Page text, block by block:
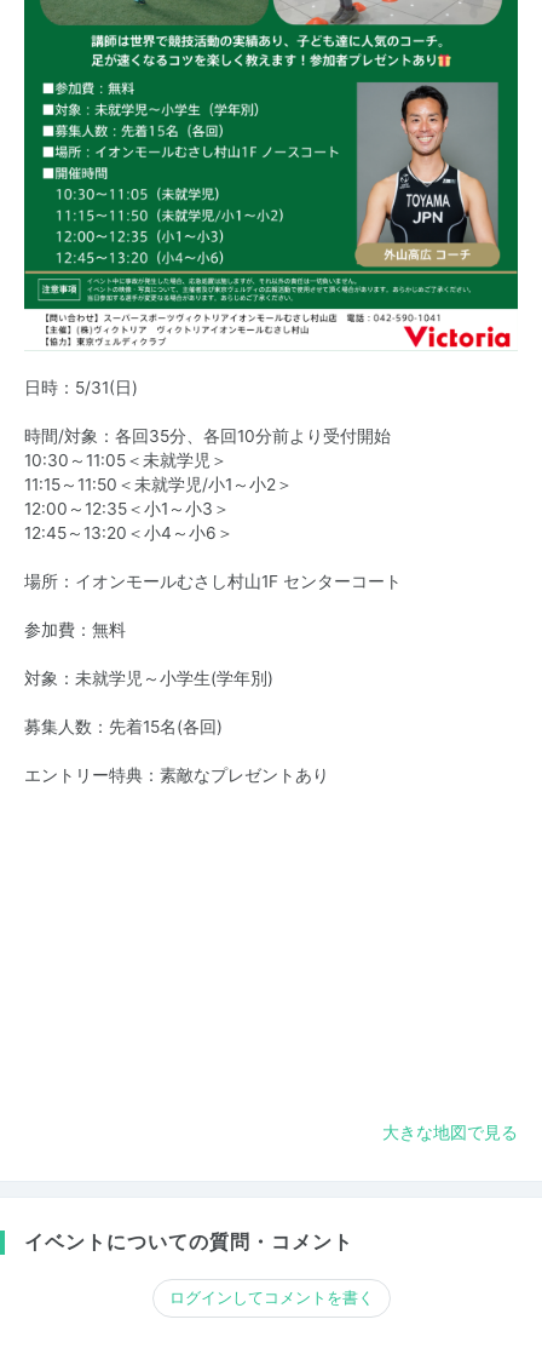
日時：5/31(日)
時間/対象：各回35分、各回10分前より受付開始
10:30～11:05＜未就学児＞​
11:15～11:50＜未就学児/小1～小2＞​
12:00～12:35＜小1～小3＞​
12:45～13:20＜小4～小6＞​
場所：イオンモールむさし村山1F センターコート
参加費：無料
対象：未就学児～小学生(学年別)
募集人数：先着15名(各回)
エントリー特典：素敵なプレゼントあり
大きな地図で見る
イベントについての質問・コメント
ログインしてコメントを書く